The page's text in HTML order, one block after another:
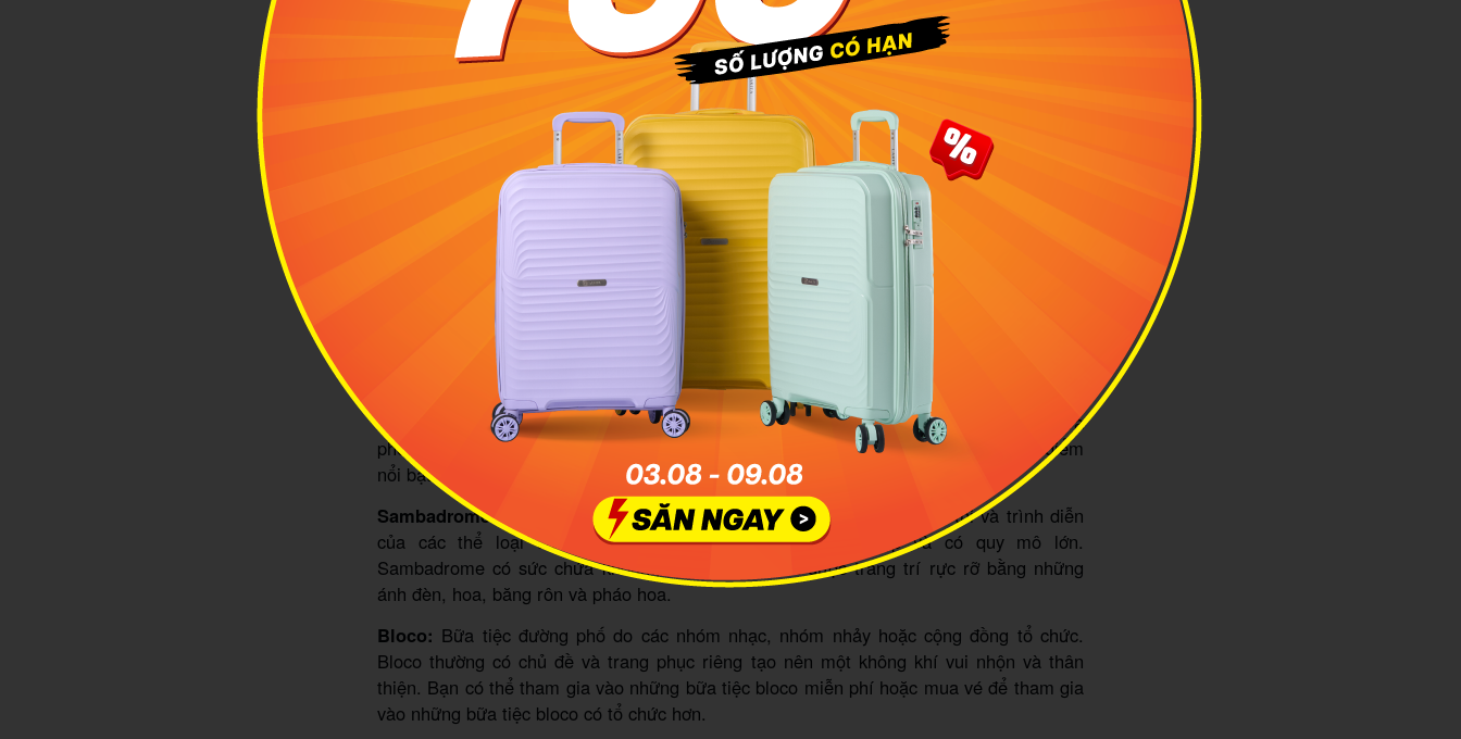
Lễ hội Rio Carnival thường diễn ra vào tháng Hai hoặc tháng Ba hàng năm
3 Địa điểm tổ chức ở đâu?
TheoMIA.vntìm hiểu, lễ hội Rio Carnival được tổ chức ở nhiều địa điểm khác
nhau trong thành phố Rio de Janeiro. Mỗi khu vực có những đặc trưng và
phong cách riêng biệt, tạo nên một bức tranh đa sắc màu của lễ hội. Một số địa điểm
nổi bật mà bạn có thể ghé thăm là:
Sambadrome:Đây là sân khấu chính của lễ hội nơi diễn ra các cuộc thi và trình diễn
của các thể loại samba, những nhóm nhảy chuyên nghiệp và có quy mô lớn.
Sambadrome có sức chứa khoảng 90.000 người và được trang trí rực rỡ bằng những
ánh đèn, hoa, băng rôn và pháo hoa.
Bloco: Bữa tiệc đường phố do các nhóm nhạc, nhóm nhảy hoặc cộng đồng tổ chức.
Bloco thường có chủ đề và trang phục riêng tạo nên một không khí vui nhộn và thân
thiện. Bạn có thể tham gia vào những bữa tiệc bloco miễn phí hoặc mua vé để tham gia
vào những bữa tiệc bloco có tổ chức hơn.